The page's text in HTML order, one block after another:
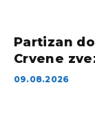
Partizan
Crvene
09.08.2026